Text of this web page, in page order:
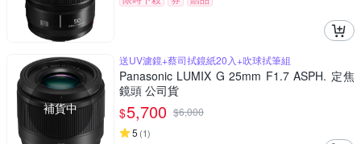
補貨中
送UV濾鏡+蔡司拭鏡紙20入+吹球拭筆組
Panasonic LUMIX G 25mm F1.7 ASPH. 定焦
鏡頭 公司貨
$5,700 $6,000
5 (1)